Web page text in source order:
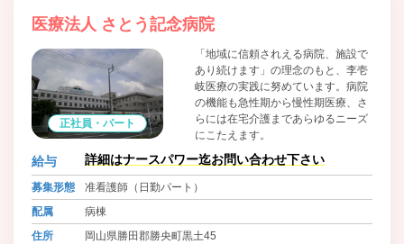
医療法人 さとう記念病院
正社員・パート
「地域に信頼されえる病院、施設で
あり続けます」の理念のもと、李壱
岐医療の実践に努めています。病院
の機能も急性期から慢性期医療、さ
らには在宅介護まであらゆるニーズ
にこたえます。
給与 詳細はナースパワー迄お問い合わせ下さい
募集形態
准看護師（日勤パート）
配属
病棟
住所
岡山県勝田郡勝央町黒土45